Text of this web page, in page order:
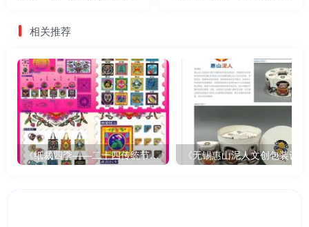
展 相关推荐
《纸裁四季——二十四传统节气文创设计》 《无锡惠山泥人文创包装设